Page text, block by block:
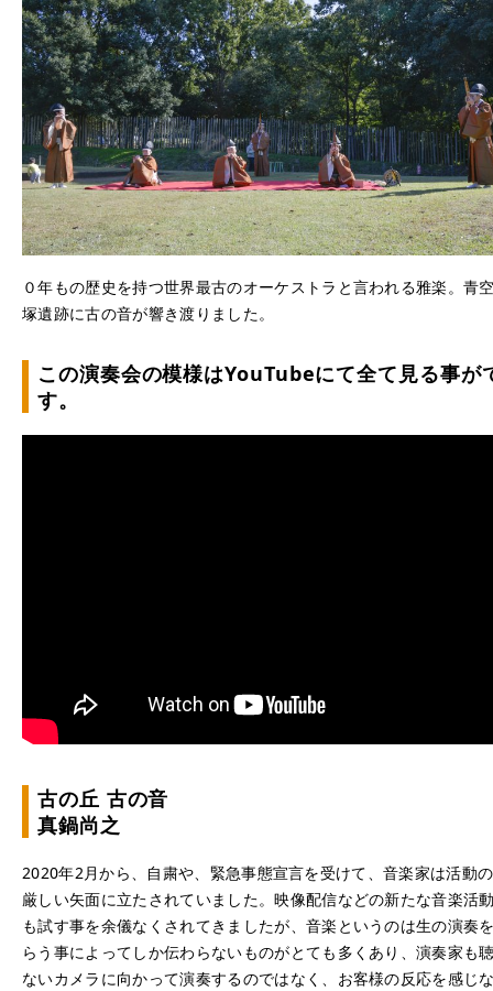
０年もの歴史を持つ世界最古のオーケストラと言われる雅楽。青
塚遺跡に古の音が響き渡りました。
この演奏会の模様はYouTubeにて全て見る事が
す。
古の丘 古の
真鍋尚之
2020年2月から、自粛や、緊急事態宣言を受けて、音楽家は活動
厳しい矢面に立たされていました。映像配信などの新たな音楽活
も試す事を余儀なくされてきましたが、音楽というのは生の演奏
らう事によってしか伝わらないものがとても多くあり、演奏家も
ないカメラに向かって演奏するのではなく、お客様の反応を感じ